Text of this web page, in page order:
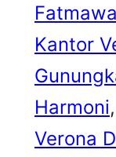
Kantor
Harmoni,
Verona